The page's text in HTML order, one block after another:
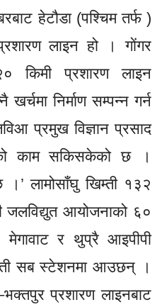
हेटौडा (पश्चिम तर्फ )
लाइन हो । गोंगर
किमी प्रशारण लाइन
निर्माण सम्पन्न गर्न
प्रमुख विज्ञान प्रसाद
काम सकिसकेको छ ।
।’ लामोसाँघु खिम्ती १३२
जलविद्युत आयोजनाको ६०
मेगावाट र थुप्रै आइपीपी
सब स्टेशनमा आउछन् ।
प्रशारण लाइनबाट